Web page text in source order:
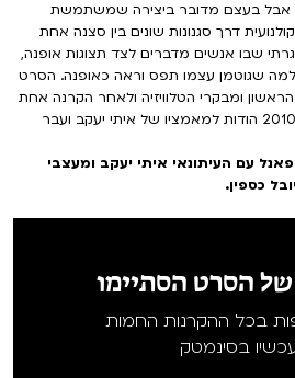
אבל בעצם מדובר ביצירה שמשתמשת
דרך סגנונות שונים בין סצנה אחת
שבו אנשים מדברים לצד תצוגות אופנה,
שגוטמן עצמו תפס וראה כאופנה. הסרט
ומבקרי הטלוויזיה ולאחר הקרנה אחת
נזרק לארכיון. הסרט נמצא ב-2010 הודות למאמציו של איתי יעקב ועבר
עם העיתונאי איתי יעקב ומעצבי
כספין.
הסרט הסתיימו
בכל ההקרנות החמות
בסינמטק